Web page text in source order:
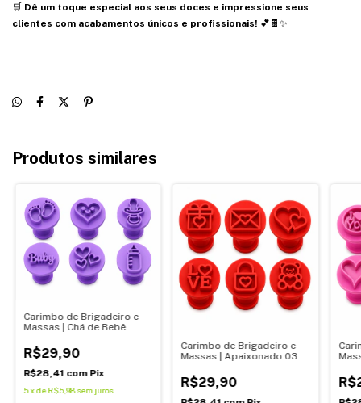
🛒 Dê um toque especial aos seus doces e impressione seus
clientes com acabamentos únicos e profissionais! 💕🍫✨
Produtos similares
Carimbo de Brigadeiro e
Massas | Chá de Bebê
R$29,90
R$28,41 com Pix
5xdeR$5,98 sem juros
Carimbo de Brigadeiro e
Massas | Apaixonado 03
R$29,90